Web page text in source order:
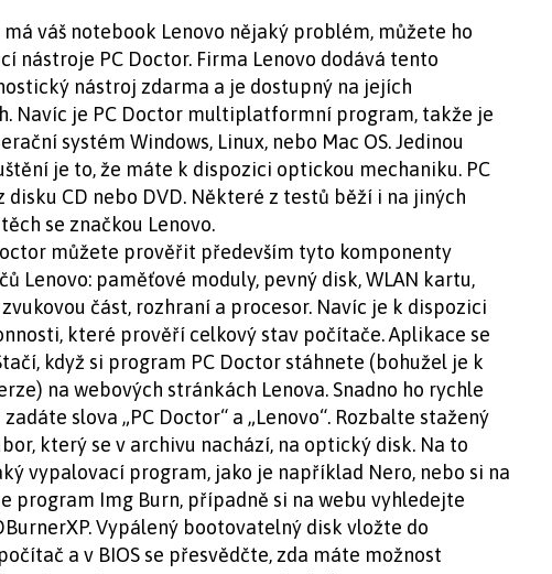
váš notebook Lenovo nějaký problém, můžete ho
nástroje PC Doctor. Firma Lenovo dodává tento
nástroj zdarma a je dostupný na jejích
Navíc je PC Doctor multiplatformní program, takže je
systém Windows, Linux, nebo Mac OS. Jedinou
je to, že máte k dispozici optickou mechaniku. PC
CD nebo DVD. Některé z testů běží i na jiných
se značkou Lenovo.
můžete prověřit především tyto komponenty
Lenovo: paměťové moduly, pevný disk, WLAN kartu,
část, rozhraní a procesor. Navíc je k dispozici
které prověří celkový stav počítače. Aplikace se
když si program PC Doctor stáhnete (bohužel je k
na webových stránkách Lenova. Snadno ho rychle
slova „PC Doctor“ a „Lenovo“. Rozbalte stažený
který se v archivu nachází, na optický disk. Na to
vypalovací program, jako je například Nero, nebo si na
program Img Burn, případně si na webu vyhledejte
Vypálený bootovatelný disk vložte do
a v BIOS se přesvědčte, zda máte možnost